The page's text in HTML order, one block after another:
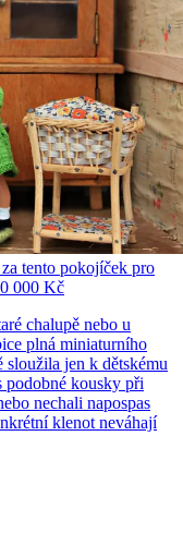
tento pokojíček pro
000 Kč
chalupě nebo u
plná miniaturního
sloužila jen k dětskému
podobné kousky při
nechali napospas
klenot neváhají